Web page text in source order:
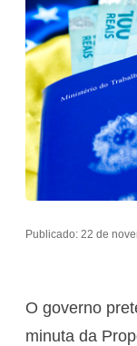
Publicado: 22 de
O governo
minuta da